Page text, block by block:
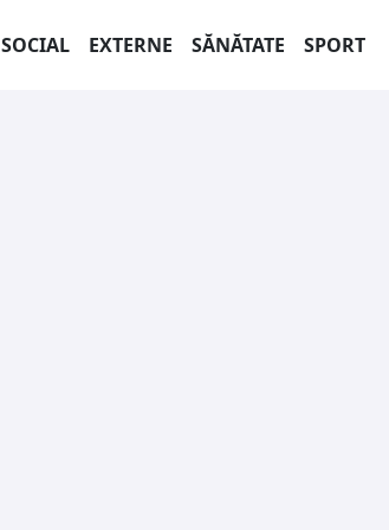
SOCIAL EXTERNE SĂNĂTATE SPORT